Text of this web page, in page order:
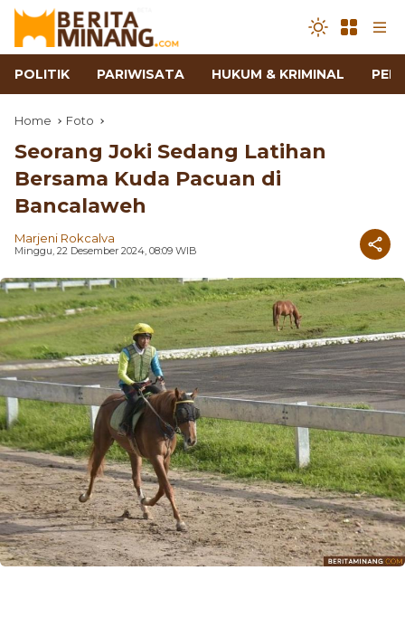
POLITIK PARIWISATA HUKUM & KRIMINAL
Home Foto
Seorang Joki Sedang Latihan
Bersama Kuda Pacuan di
Bancalaweh
Marjeni Rokcalva
Minggu, 22 Desember 2024, 08:09 WIB